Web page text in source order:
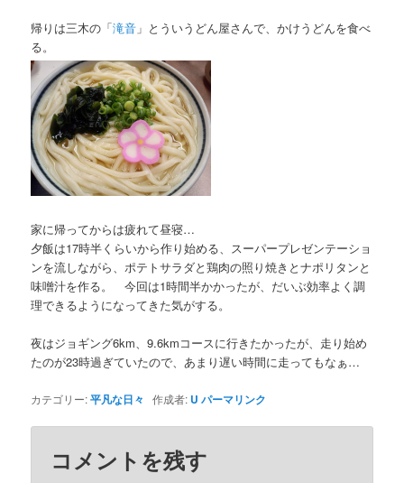
帰りは三木の「滝音 」とういうどん屋さんで、かけうどんを食べ
る。
家に帰ってからは疲れて昼寝…
夕飯は17時半くらいから作り始める、スーパープレゼンテーショ
ンを流しながら、ポテトサラダと鶏肉の照り焼きとナポリタンと
味噌汁を作る。 今回は1時間半かかったが、だいぶ効率よく調
理できるようになってきた気がする。
夜はジョギング6km、9.6kmコースに行きたかったが、走り始め
たのが23時過ぎていたので、あまり遅い時間に走ってもなぁ…
カテゴリー:平凡な日々 作成者: U パーマリンク
コメントを残す